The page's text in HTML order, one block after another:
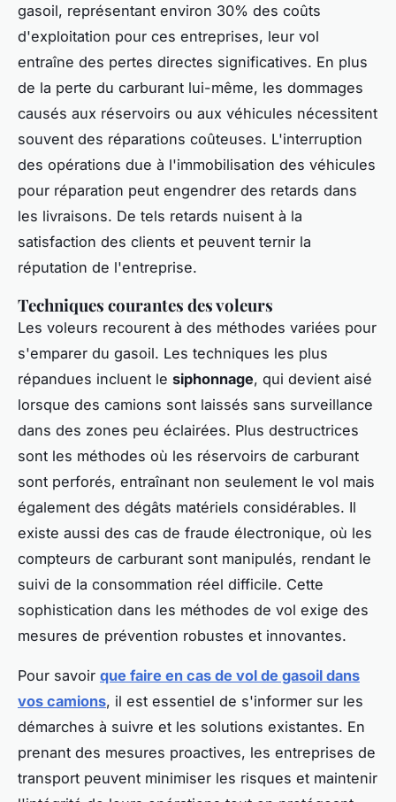
gasoil, représentant environ 30% des coûts
d'exploitation pour ces entreprises, leur vol
entraîne des pertes directes significatives. En plus
de la perte du carburant lui-même, les dommages
causés aux réservoirs ou aux véhicules nécessitent
souvent des réparations coûteuses. L'interruption
des opérations due à l'immobilisation des véhicules
pour réparation peut engendrer des retards dans
les livraisons. De tels retards nuisent à la
satisfaction des clients et peuvent ternir la
réputation de l'entreprise.
Techniques courantes des voleurs
Les voleurs recourent à des méthodes variées pour
s'emparer du gasoil. Les techniques les plus
répandues incluent le siphonnage, qui devient aisé
lorsque des camions sont laissés sans surveillance
dans des zones peu éclairées. Plus destructrices
sont les méthodes où les réservoirs de carburant
sont perforés, entraînant non seulement le vol mais
également des dégâts matériels considérables. Il
existe aussi des cas de fraude électronique, où les
compteurs de carburant sont manipulés, rendant le
suivi de la consommation réel difficile. Cette
sophistication dans les méthodes de vol exige des
mesures de prévention robustes et innovantes.
Pour savoir que faire en cas de vol de gasoil dans
vos camions, il est essentiel de s'informer sur les
démarches à suivre et les solutions existantes. En
prenant des mesures proactives, les entreprises de
transport peuvent minimiser les risques et maintenir